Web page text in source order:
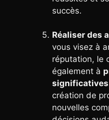
succès.
Réaliser des
vous visez à
réputation, le
également à
significatives
création de
nouvelles